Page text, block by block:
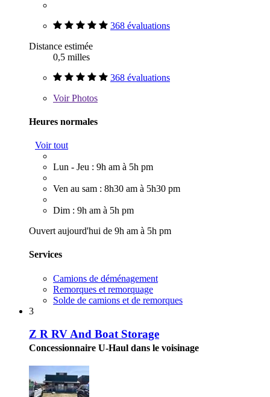
368 évaluations
Distance estimée
0,5 milles
368 évaluations
VoirPhotos
Heures normales
Voir tout
Lun - Jeu : 9h am à 5h pm
Ven au sam : 8h30 am à 5h30 pm
Dim : 9h am à 5h pm
Ouvert aujourd'hui de 9h am à 5h pm
Services
Camions de déménagement
Remorques et remorquage
Solde de camions et de remorques
3
Z R RV And Boat Storage
Concessionnaire U-Haul dans le voisinage